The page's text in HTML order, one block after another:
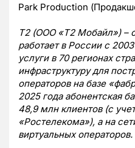
Park Production
Т2 (ООО «Т2 Мобайл») –
работает в России с
услуги в 70 регионах
инфраструктуру для
операторов на базе
2025 года абонентская
48,9 млн клиентов (с
«Ростелекома»), а на
виртуальных операторов.